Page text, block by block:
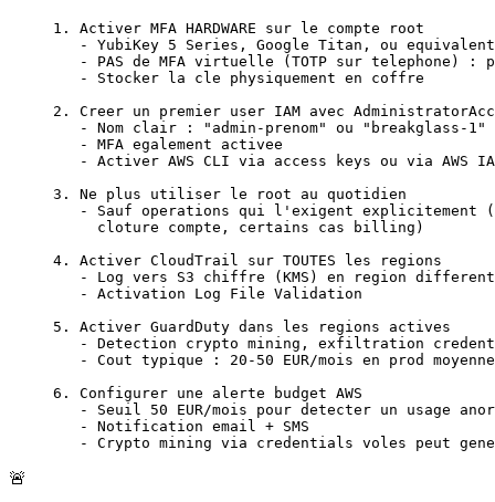
1. Activer MFA HARDWARE sur le compte root
- YubiKey 5 Series, Google Titan, ou
- PAS de MFA virtuelle (TOTP sur telephone) :
   - Stocker la cle physiquement en coffre
2. Creer un premier user IAM avec
   - Nom clair : "admin-prenom" ou "breakglass-1"
   - MFA egalement activee
- Activer AWS CLI via access keys ou via AWS
3. Ne plus utiliser le root au quotidien
- Sauf operations qui l'exigent explicitement
     cloture compte, certains cas billing)
4. Activer CloudTrail sur TOUTES les regions
- Log vers S3 chiffre (KMS) en region
   - Activation Log File Validation
5. Activer GuardDuty dans les regions actives
- Detection crypto mining, exfiltration
   - Cout typique : 20-50 EUR/mois en prod moyenne
6. Configurer une alerte budget AWS
- Seuil 50 EUR/mois pour detecter un usage
   - Notification email + SMS
- Crypto mining via credentials voles peut
🚨